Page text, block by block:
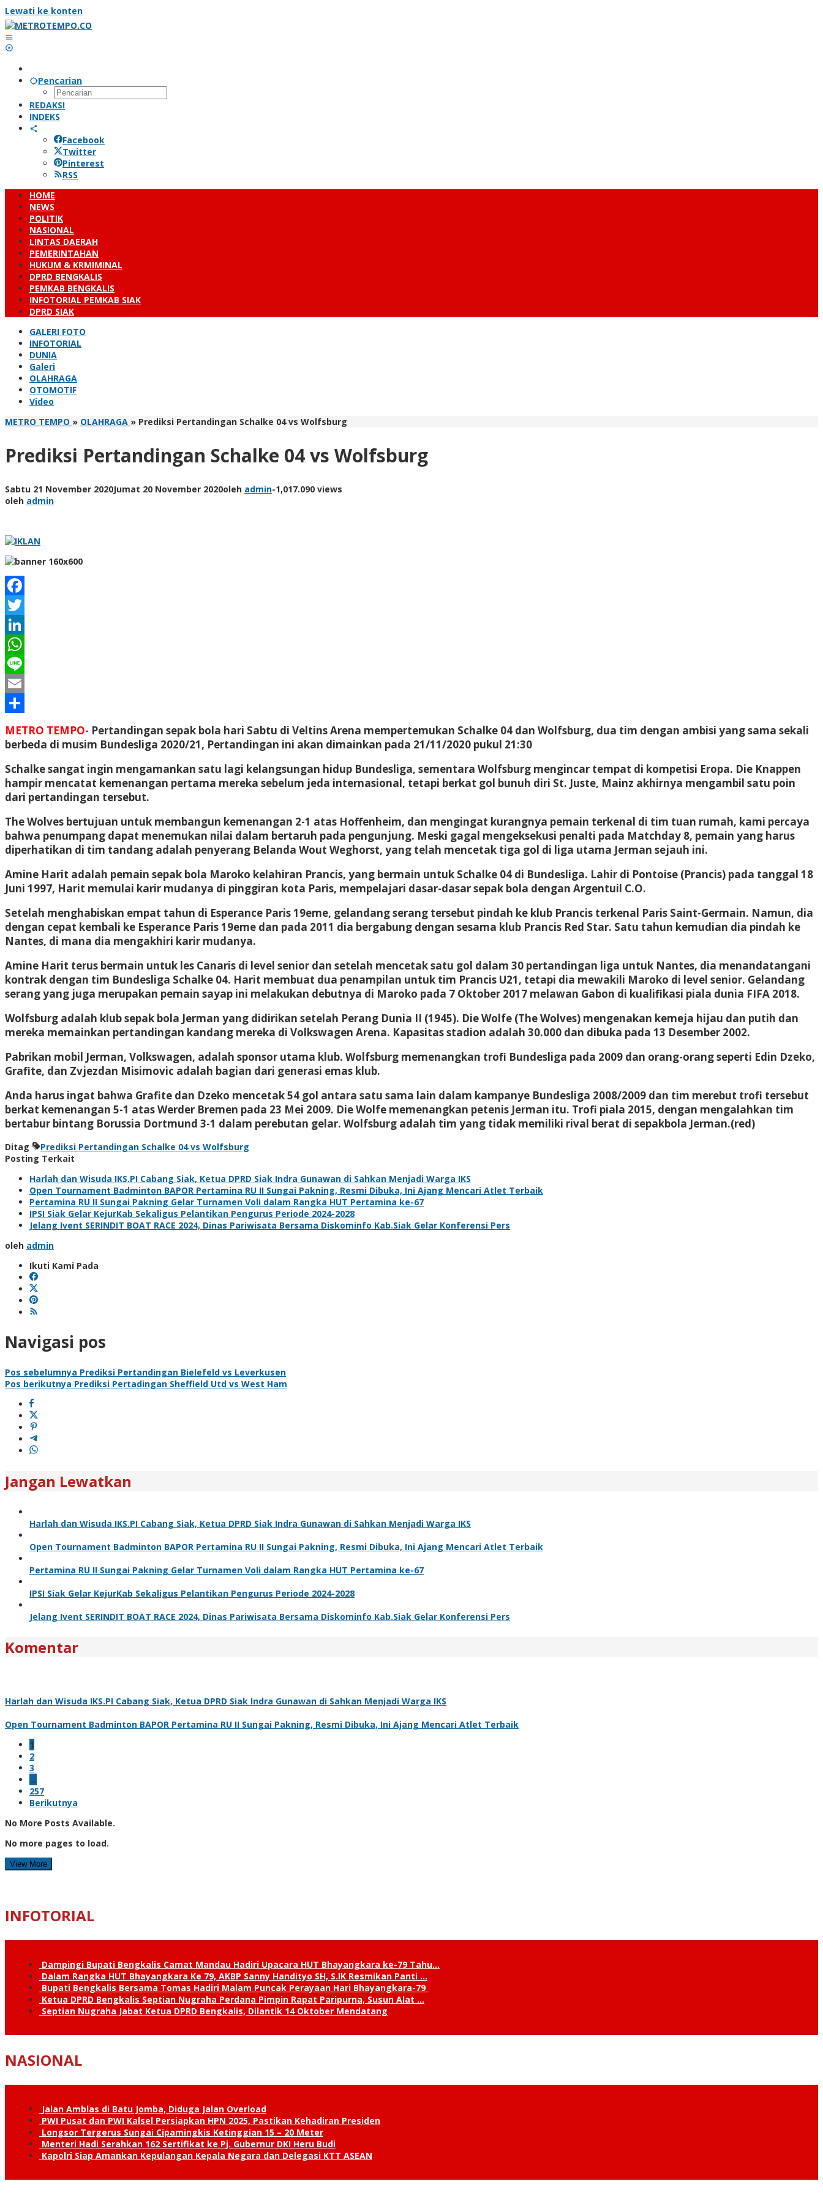
Lewati ke konten
Pencarian
REDAKSI
INDEKS
Facebook
Twitter
Pinterest
RSS
HOME
NEWS
POLITIK
NASIONAL
LINTAS DAERAH
PEMERINTAHAN
HUKUM & KRMIMINAL
DPRD BENGKALIS
PEMKAB BENGKALIS
INFOTORIAL PEMKAB SIAK
DPRD SIAK
GALERI FOTO
INFOTORIAL
DUNIA
Galeri
OLAHRAGA
OTOMOTIF
Video
METRO TEMPO » OLAHRAGA » Prediksi Pertandingan Schalke 04 vs Wolfsburg
Prediksi Pertandingan Schalke 04 vs Wolfsburg
Sabtu 21 November 2020Jumat 20 November 2020oleh admin-1,017.090 views
oleh admin
Facebook
Twitter
LinkedIn
WhatsApp
Line
Email
METRO TEMPO- Pertandingan sepak bola hari Sabtu di Veltins Arena mempertemukan Schalke 04 dan Wolfsburg, dua tim dengan ambisi yang sama sekali
berbeda di musim Bundesliga 2020/21, Pertandingan ini akan dimainkan pada 21/11/2020 pukul 21:30
Schalke sangat ingin mengamankan satu lagi kelangsungan hidup Bundesliga, sementara Wolfsburg mengincar tempat di kompetisi Eropa. Die Knappen
hampir mencatat kemenangan pertama mereka sebelum jeda internasional, tetapi berkat gol bunuh diri St. Juste, Mainz akhirnya mengambil satu poin
dari pertandingan tersebut.
The Wolves bertujuan untuk membangun kemenangan 2-1 atas Hoffenheim, dan mengingat kurangnya pemain terkenal di tim tuan rumah, kami percaya
bahwa penumpang dapat menemukan nilai dalam bertaruh pada pengunjung. Meski gagal mengeksekusi penalti pada Matchday 8, pemain yang harus
diperhatikan di tim tandang adalah penyerang Belanda Wout Weghorst, yang telah mencetak tiga gol di liga utama Jerman sejauh ini.
Amine Harit adalah pemain sepak bola Maroko kelahiran Prancis, yang bermain untuk Schalke 04 di Bundesliga. Lahir di Pontoise (Prancis) pada tanggal 18
Juni 1997, Harit memulai karir mudanya di pinggiran kota Paris, mempelajari dasar-dasar sepak bola dengan Argentuil C.O.
Setelah menghabiskan empat tahun di Esperance Paris 19eme, gelandang serang tersebut pindah ke klub Prancis terkenal Paris Saint-Germain. Namun, dia
dengan cepat kembali ke Esperance Paris 19eme dan pada 2011 dia bergabung dengan sesama klub Prancis Red Star. Satu tahun kemudian dia pindah ke
Nantes, di mana dia mengakhiri karir mudanya.
Amine Harit terus bermain untuk les Canaris di level senior dan setelah mencetak satu gol dalam 30 pertandingan liga untuk Nantes, dia menandatangani
kontrak dengan tim Bundesliga Schalke 04. Harit membuat dua penampilan untuk tim Prancis U21, tetapi dia mewakili Maroko di level senior. Gelandang
serang yang juga merupakan pemain sayap ini melakukan debutnya di Maroko pada 7 Oktober 2017 melawan Gabon di kualifikasi piala dunia FIFA 2018.
Wolfsburg adalah klub sepak bola Jerman yang didirikan setelah Perang Dunia II (1945). Die Wolfe (The Wolves) mengenakan kemeja hijau dan putih dan
mereka memainkan pertandingan kandang mereka di Volkswagen Arena. Kapasitas stadion adalah 30.000 dan dibuka pada 13 Desember 2002.
Pabrikan mobil Jerman, Volkswagen, adalah sponsor utama klub. Wolfsburg memenangkan trofi Bundesliga pada 2009 dan orang-orang seperti Edin Dzeko,
Grafite, dan Zvjezdan Misimovic adalah bagian dari generasi emas klub.
Anda harus ingat bahwa Grafite dan Dzeko mencetak 54 gol antara satu sama lain dalam kampanye Bundesliga 2008/2009 dan tim merebut trofi tersebut
berkat kemenangan 5-1 atas Werder Bremen pada 23 Mei 2009. Die Wolfe memenangkan petenis Jerman itu. Trofi piala 2015, dengan mengalahkan tim
bertabur bintang Borussia Dortmund 3-1 dalam perebutan gelar. Wolfsburg adalah tim yang tidak memiliki rival berat di sepakbola Jerman.(red)
Ditag
Prediksi Pertandingan Schalke 04 vs Wolfsburg
Posting Terkait
Harlah dan Wisuda IKS.PI Cabang Siak, Ketua DPRD Siak Indra Gunawan di Sahkan Menjadi Warga IKS
Open Tournament Badminton BAPOR Pertamina RU II Sungai Pakning, Resmi Dibuka, Ini Ajang Mencari Atlet Terbaik
Pertamina RU II Sungai Pakning Gelar Turnamen Voli dalam Rangka HUT Pertamina ke-67
IPSI Siak Gelar KejurKab Sekaligus Pelantikan Pengurus Periode 2024-2028
Jelang Ivent SERINDIT BOAT RACE 2024, Dinas Pariwisata Bersama Diskominfo Kab.Siak Gelar Konferensi Pers
oleh admin
Ikuti Kami Pada
Navigasi pos
Pos sebelumnya Prediksi Pertandingan Bielefeld vs Leverkusen
Pos berikutnya Prediksi Pertadingan Sheffield Utd vs West Ham
Jangan Lewatkan
Harlah dan Wisuda IKS.PI Cabang Siak, Ketua DPRD Siak Indra Gunawan di Sahkan Menjadi Warga IKS
Open Tournament Badminton BAPOR Pertamina RU II Sungai Pakning, Resmi Dibuka, Ini Ajang Mencari Atlet Terbaik
Pertamina RU II Sungai Pakning Gelar Turnamen Voli dalam Rangka HUT Pertamina ke-67
IPSI Siak Gelar KejurKab Sekaligus Pelantikan Pengurus Periode 2024-2028
Jelang Ivent SERINDIT BOAT RACE 2024, Dinas Pariwisata Bersama Diskominfo Kab.Siak Gelar Konferensi Pers
Komentar
Harlah dan Wisuda IKS.PI Cabang Siak, Ketua DPRD Siak Indra Gunawan di Sahkan Menjadi Warga IKS
Open Tournament Badminton BAPOR Pertamina RU II Sungai Pakning, Resmi Dibuka, Ini Ajang Mencari Atlet Terbaik
1
2
3
…
257
Berikutnya
No More Posts Available.
No more pages to load.
View More
INFOTORIAL
Dampingi Bupati Bengkalis Camat Mandau Hadiri Upacara HUT Bhayangkara ke-79 Tahu…
Dalam Rangka HUT Bhayangkara Ke 79, AKBP Sanny Handityo SH, S.IK Resmikan Panti …
Bupati Bengkalis Bersama Tomas Hadiri Malam Puncak Perayaan Hari Bhayangkara-79
Ketua DPRD Bengkalis Septian Nugraha Perdana Pimpin Rapat Paripurna, Susun Alat …
Septian Nugraha Jabat Ketua DPRD Bengkalis, Dilantik 14 Oktober Mendatang
NASIONAL
Jalan Amblas di Batu Jomba, Diduga Jalan Overload
PWI Pusat dan PWI Kalsel Persiapkan HPN 2025, Pastikan Kehadiran Presiden
Longsor Tergerus Sungai Cipamingkis Ketinggian 15 – 20 Meter
Menteri Hadi Serahkan 162 Sertifikat ke Pj. Gubernur DKI Heru Budi
Kapolri Siap Amankan Kepulangan Kepala Negara dan Delegasi KTT ASEAN